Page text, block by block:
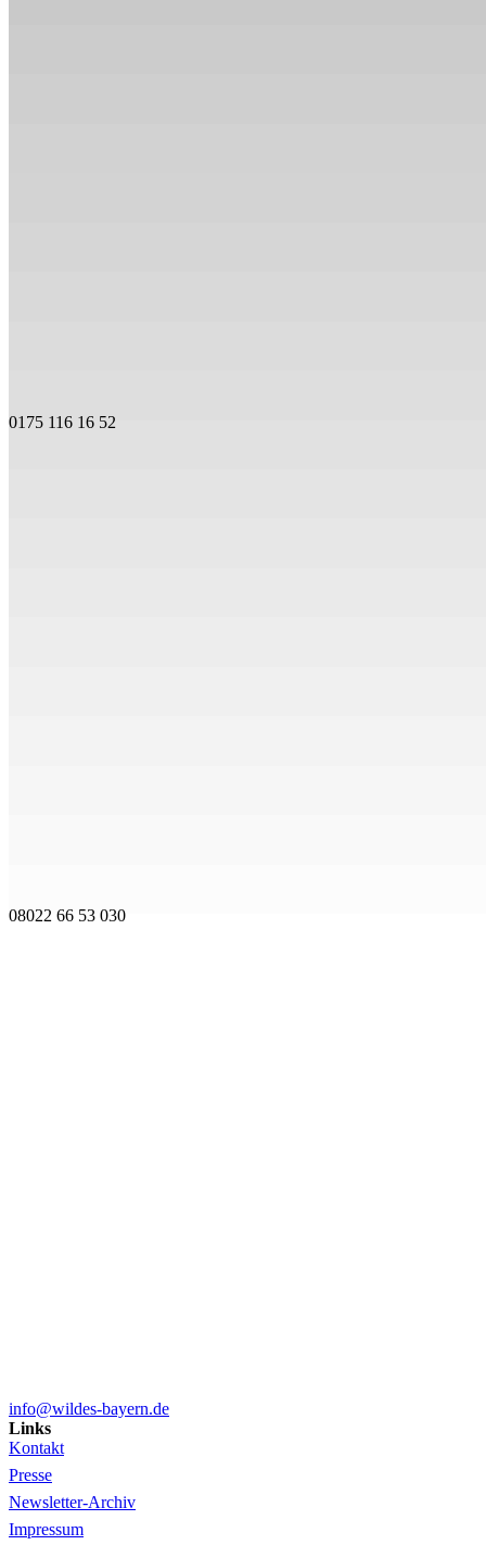
0175 116 16 52
08022 66 53 030
info@wildes-bayern.de
Links
Kontakt
Presse
Newsletter-Archiv
Impressum